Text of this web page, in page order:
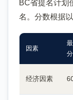
BC省提名计划
名。分数根据
因素
经济因素